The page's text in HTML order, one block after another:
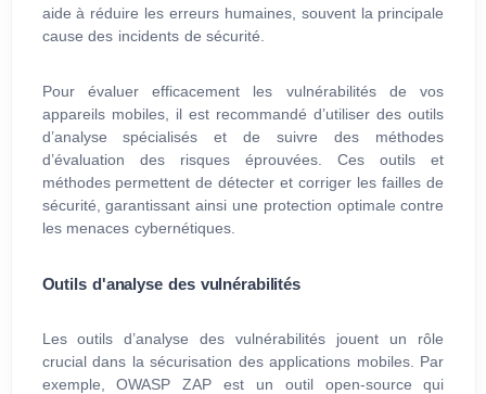
aide à réduire les erreurs humaines, souvent la principale
cause des incidents de sécurité.
Pour évaluer efficacement les vulnérabilités de vos
appareils mobiles, il est recommandé d’utiliser des outils
d’analyse spécialisés et de suivre des méthodes
d’évaluation des risques éprouvées. Ces outils et
méthodes permettent de détecter et corriger les failles de
sécurité, garantissant ainsi une protection optimale contre
les menaces cybernétiques.
Outils d'analyse des vulnérabilités
Les outils d’analyse des vulnérabilités jouent un rôle
crucial dans la sécurisation des applications mobiles. Par
exemple, OWASP ZAP est un outil open-source qui